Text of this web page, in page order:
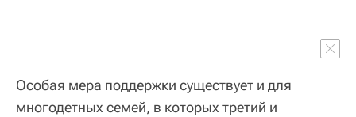
Особая мера поддержки существует и для
многодетных семей, в которых третий и